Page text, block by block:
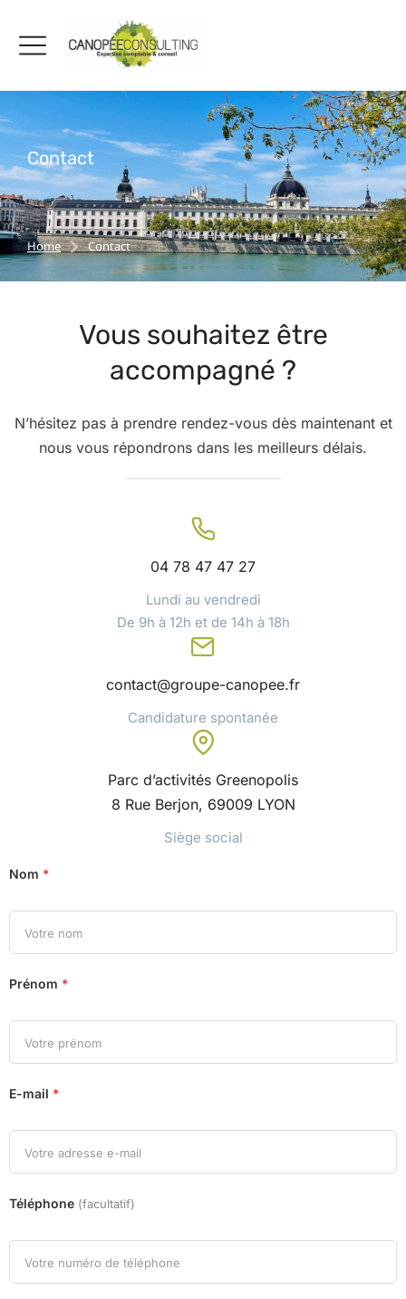
Contact
You are here:
Home Contact
Vous souhaitez être
accompagné ?
N’hésitez pas à prendre rendez-vous dès maintenant et
nous vous répondrons dans les meilleurs délais.
04 78 47 47 27
Lundi au vendredi
De 9h à 12h et de 14h à 18h
contact@groupe-canopee.fr
Candidature spontanée
Parc d’activités Greenopolis
8 Rue Berjon, 69009 LYON
Siège social
Nom *
Prénom *
E-mail *
Téléphone (facultatif)